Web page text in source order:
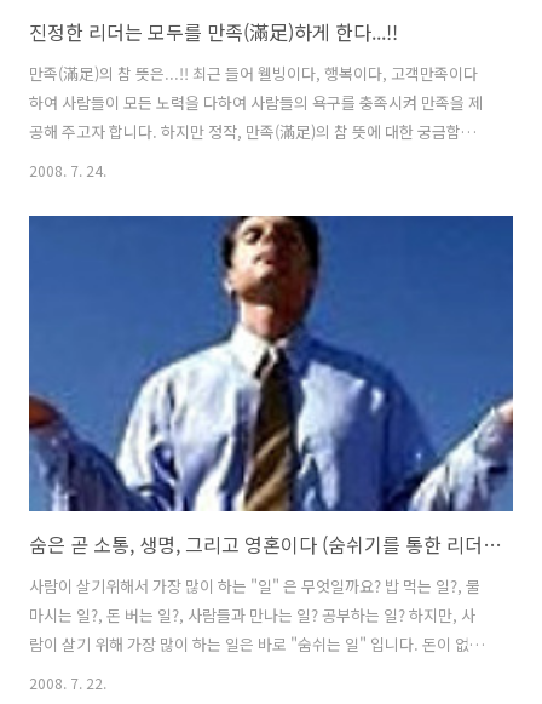
진정한 리더는 모두를 만족(滿足)하게 한다...!!
만족(滿足)의 참 뜻은...!! 최근 들어 웰빙이다, 행복이다, 고객만족이다
하여 사람들이 모든 노력을 다하여 사람들의 욕구를 충족시켜 만족을 제
공해 주고자 합니다. 하지만 정작, 만족(滿足)의 참 뜻에 대한 궁금함은
없고, 그저 사람들 마음에 영합하여 "돈"버는 수단으로만 생각하는 것 같
저 만족(滿足)의 사전적 의미를 찾아보면 (empas 사전검색), 1. 마음에
부족함이 없이 흐뭇함 2. 부족함이 없이 충분함 이라고 되어 있습니다. 영
어의 사전적 의미 또한 아래와 같습니다. [source:
thefreedictionary.com] sat·is·fac·tion 1. a. The fulfillment or
2008. 7. 24.
숨은 곧 소통, 생명, 그리고 영혼이다 (숨쉬기를 통한 리더십 개발)...!!
사람이 살기위해서 가장 많이 하는 "일" 은 무엇일까요? 밥 먹는 일?, 물
마시는 일?, 돈 버는 일?, 사람들과 만나는 일? 공부하는 일? 하지만, 사
람이 살기 위해 가장 많이 하는 일은 바로 "숨쉬는 일" 입니다. 돈이 없어
도 어떻게든 살아갈 방법은 있습니다. 명예가 떨어졌다고 사람이 죽지는
2008. 7. 22.